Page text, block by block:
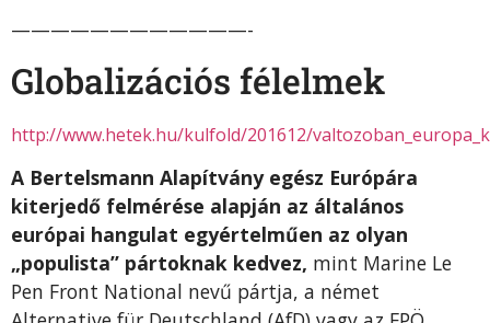
————————————-
Globalizációs félelmek
http://www.hetek.hu/kulfold/201612/
A Bertelsmann Alapítvány egész Európára
kiterjedő felmérése alapján az általános
európai hangulat egyértelműen az olyan
„populista” pártoknak kedvez, mint Marine Le
Pen Front National nevű pártja, a német